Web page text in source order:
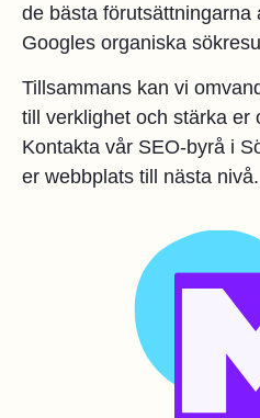
de bästa förutsättningarna
Googles organiska
Tillsammans kan vi
till verklighet och stärka er
Kontakta vår SEO-byrå i
er webbplats till nästa nivå.